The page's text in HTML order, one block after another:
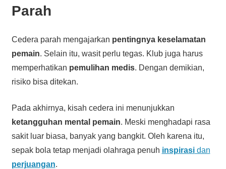
Parah
Cedera parah mengajarkan pentingnya keselamatan
pemain. Selain itu, wasit perlu tegas. Klub juga harus
memperhatikan pemulihan medis. Dengan demikian,
risiko bisa ditekan.
Pada akhirnya, kisah cedera ini menunjukkan
ketangguhan mental pemain. Meski menghadapi rasa
sakit luar biasa, banyak yang bangkit. Oleh karena itu,
sepak bola tetap menjadi olahraga penuh inspirasidan
perjuangan.